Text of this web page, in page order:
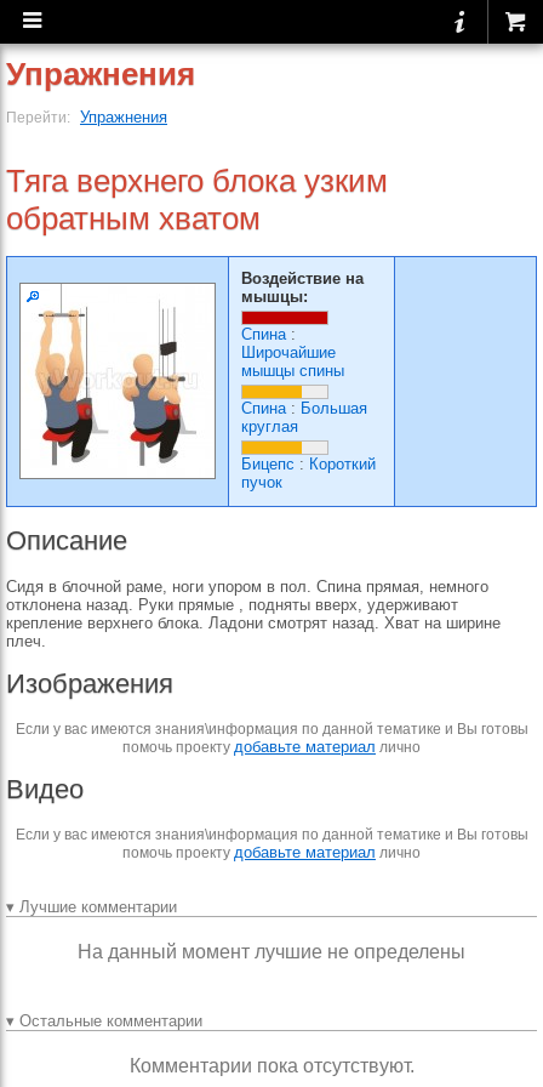
Упражнения
Перейти: Упражнения
Тяга верхнего блока узким
обратным хватом
Воздействие на
мышцы:
Спина:
Широчайшие
мышцы спины
Спина: Большая
круглая
Бицепс : Короткий
пучок
Описание
Сидя в блочной раме, ноги упором в пол. Спина прямая, немного
отклонена назад. Руки прямые , подняты вверх, удерживают
крепление верхнего блока. Ладони смотрят назад. Хват на ширине
плеч.
Изображения
Если у вас имеются знания\информация по данной тематике и Вы готовы
помочь проекту добавьте материал лично
Видео
Если у вас имеются знания\информация по данной тематике и Вы готовы
помочь проекту добавьте материал лично
▾ Лучшие комментарии
На данный момент лучшие не определены
▾ Остальные комментарии
Комментарии пока отсутствуют.